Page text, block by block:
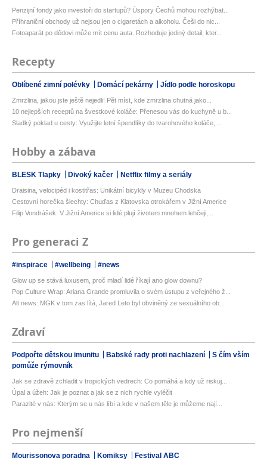
Penzijní fondy jako investoři do startupů? Úspory Čechů mohou rozhýbat...
Příhraniční obchody už nejsou jen o cigaretách a alkoholu. Češi do nic...
Fotoaparát po dědovi může mít cenu auta. Rozhoduje jediný detail, kter...
Recepty
Oblíbené zimní polévky Domácí pekárny Jídlo podle horoskopu
Zmrzlina, jakou jste ještě nejedli! Pět míst, kde zmrzlina chutná jako...
10 nejlepších receptů na švestkové koláče: Přenesou vás do kuchyně u b...
Sladký poklad u cesty: Využijte letní špendlíky do tvarohového koláče,...
Hobby a zábava
BLESK Tlapky Divoký kačer Netflix filmy a seriály
Draisina, velocipéd i kostitřas: Unikátní bicykly v Muzeu Chodska
Cestovní horečka šlechty: Chuďas z Klatovska otrokářem v Jižní Americe
Filip Vondrášek: V Jižní Americe si lidé plují životem mnohem lehčeji,...
Pro generaci Z
#inspirace #wellbeing #news
Glow up se stává luxusem, proč mladí lidé říkají ano glow downu?
Pop Culture Wrap: Ariana Grande promluvila o svém ústupu z veřejného ž...
Alt news: MGK v tom zas lítá, Jared Leto byl obviněný ze sexuálního ob...
Zdraví
Podpořte dětskou imunitu Babské rady proti nachlazení
S čím vším
pomůže rýmovník
Jak se zdravě zchladit v tropických vedrech: Co pomáhá a kdy už riskuj...
Úpal a úžeh: Jak je poznat a jak se z nich rychle vyléčit
Parazité v nás: Kterým se u nás líbí a kde v našem těle je můžeme nají...
Pro nejmenší
Mourissonova poradna Komiksy Festival ABC